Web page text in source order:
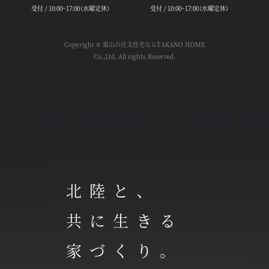
受付 / 10:00~17:00（水曜定休） 受付 / 10:00~17:00（水曜定休）
Copyright © 富山の注文住宅ならTAKANO HOME
Co.,Ltd. All rights Reserved.
北陸と、
共に生きる
家づくり。